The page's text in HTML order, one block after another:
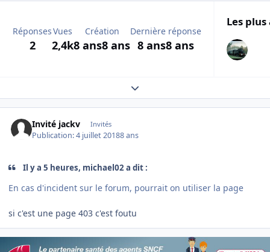
Réponses
2
Vues
2,4k
Création
8 ans8 ans
Dernière réponse
8 ans8 ans
Les
Expand topic overview
Invité jackv Invités
Publication:4 juillet 20188 ans
Il y a 5 heures, michael02 a dit :
En cas d'incident sur le forum, pourrait on utiliser la page
si c'est une page 403 c'est foutu